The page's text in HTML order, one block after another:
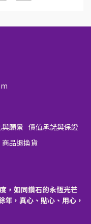
願景 價值承諾與保證
商品退換貨
，如同鑽石的永恆光芒
年，真心、貼心、用心，